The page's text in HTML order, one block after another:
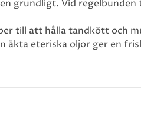
grundligt. Vid
till att hålla tandkött och
äkta eteriska oljor ger en